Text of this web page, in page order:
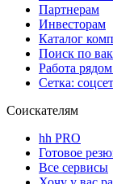
Партнерам
Инвесторам
Каталог
Поиск по
Работа
Сетка:
Соискателям
hh PRO
Готовое
Все сервисы